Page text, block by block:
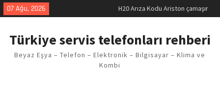
Skip
to
07 Ağu, 2026
LG kombi E2 Arızası Çözümü
Arçelik buzdolabı F5 Hatası
Vaillant çamaşır makinesi E03
Ferroli klima E3 Arızası Çözümü
H20 Arıza Kodu Ariston çamaşır
Türkiye servis telefonları rehberi
Beyaz Eşya – Telefon – Elektronik – Bilgisayar – Klima ve
Kombi